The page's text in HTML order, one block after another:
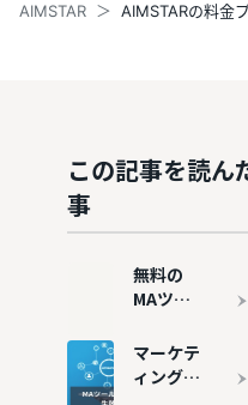
AIMSTAR
AIMSTARの料金
この記事を読ん
事
無料の
MAツー
ケティン
グオート
マーケテ
ィングオ